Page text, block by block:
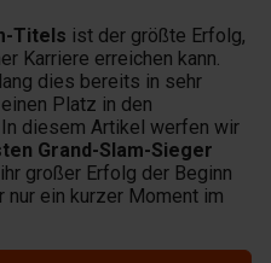
Titels ist der größte Erfolg,
Karriere erreichen kann.
dies bereits in sehr
Platz in den
diesem Artikel werfen wir
Grand-Slam-Sieger
großer Erfolg der Beginn
nur ein kurzer Moment im